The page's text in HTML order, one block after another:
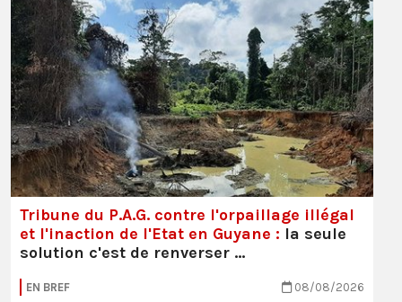
Tribune du P.A.G. contre l'orpaillage illégal
et l'inaction de l'Etat en Guyane : la seule
solution c'est de renverser …
EN BREF 08/08/2026